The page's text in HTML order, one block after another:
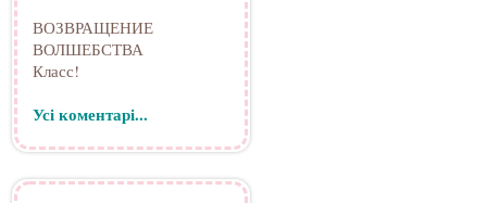
ВОЗВРАЩЕНИЕ
ВОЛШЕБСТВА
Класс!
Усі коментарі...